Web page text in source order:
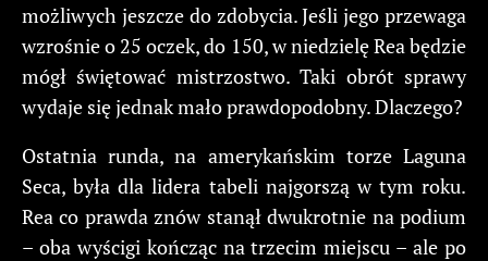
możliwych jeszcze do zdobycia. Jeśli jego przewaga
wzrośnie o 25 oczek, do 150, w niedzielę Rea będzie
mógł świętować mistrzostwo. Taki obrót sprawy
wydaje się jednak mało prawdopodobny. Dlaczego?
Ostatnia runda, na amerykańskim torze Laguna
Seca, była dla lidera tabeli najgorszą w tym roku.
Rea co prawda znów stanął dwukrotnie na podium
– oba wyścigi kończąc na trzecim miejscu – ale po